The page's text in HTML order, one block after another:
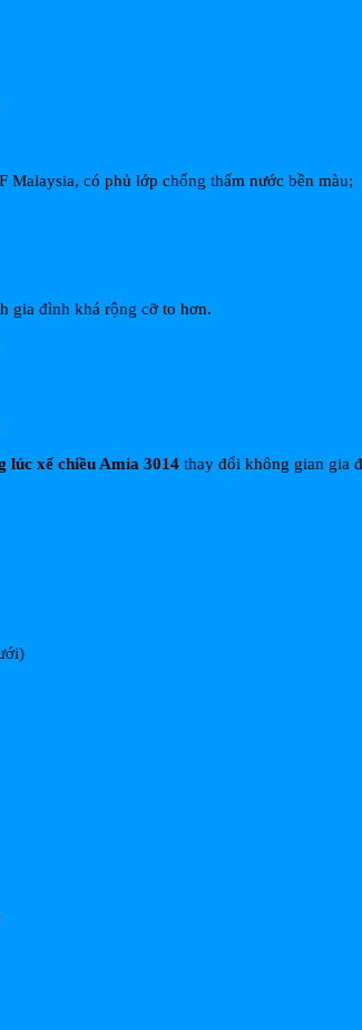
có phủ lớp chống thấm nước bền màu;
gia đình khá rộng cỡ to hơn.
lúc xế chiều Amia 3014 thay đổi không gian gia